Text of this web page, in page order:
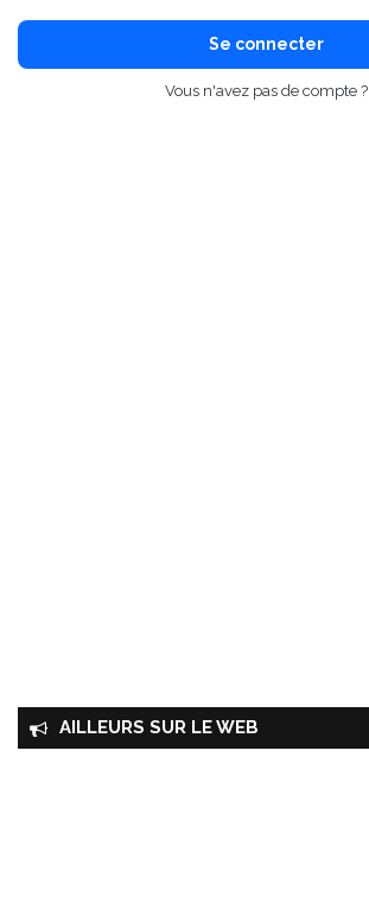
Se connecter
Vous n'avez pas de compte ?
AILLEURS SUR LE WEB